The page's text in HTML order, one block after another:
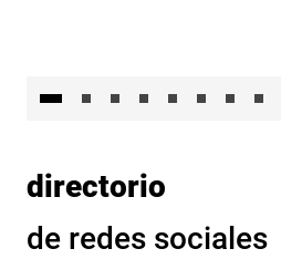
directorio
de redes sociales